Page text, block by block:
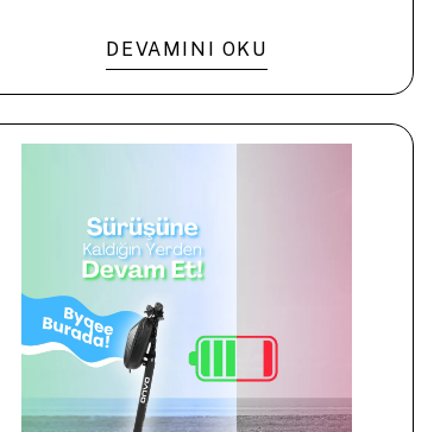
DEVAMINI OKU